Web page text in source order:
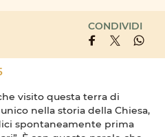
CONDIVIDI
visito questa terra di
nella storia della Chiesa,
spontaneamente prima